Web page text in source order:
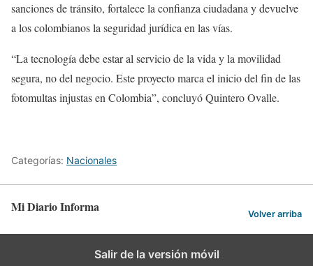
sanciones de tránsito, fortalece la confianza ciudadana y devuelve
a los colombianos la seguridad jurídica en las vías.
“La tecnología debe estar al servicio de la vida y la movilidad
segura, no del negocio. Este proyecto marca el inicio del fin de las
fotomultas injustas en Colombia”, concluyó Quintero Ovalle.
Categorías: Nacionales
Mi Diario Informa Volver arriba
Salir de la versión móvil